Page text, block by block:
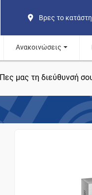
Βρες το
Ανακοινώσεις
Πες μας τη διεύθυνσή